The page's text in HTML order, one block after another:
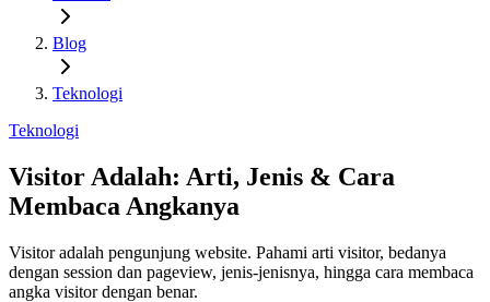
Blog
Teknologi
Teknologi
Visitor Adalah: Arti, Jenis & Cara
Membaca Angkanya
Visitor adalah pengunjung website. Pahami arti visitor, bedanya
dengan session dan pageview, jenis-jenisnya, hingga cara membaca
angka visitor dengan benar.